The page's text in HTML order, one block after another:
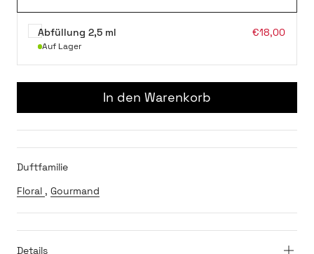
Abfüllung 2,5 ml
Auf Lager
Angebot
€18,00
In den Warenkorb
Duftfamilie
Floral , Gourmand
Details